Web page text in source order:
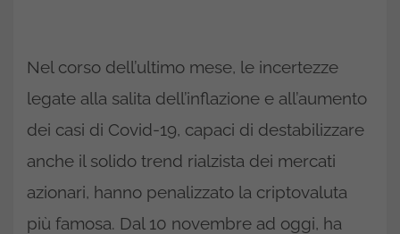
Nel corso dell’ultimo mese, le incertezze
legate alla salita dell’inflazione e all’aumento
dei casi di Covid-19, capaci di destabilizzare
anche il solido trend rialzista dei mercati
azionari, hanno penalizzato la criptovaluta
più famosa. Dal 10 novembre ad oggi, ha